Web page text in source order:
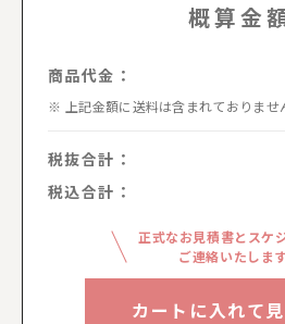
概算金
商品代金：
上記金額に送料は含まれておりませ
税抜合計：
税込合計：
正式なお見積書とスケ
ご連絡いたしま
カートに入れて